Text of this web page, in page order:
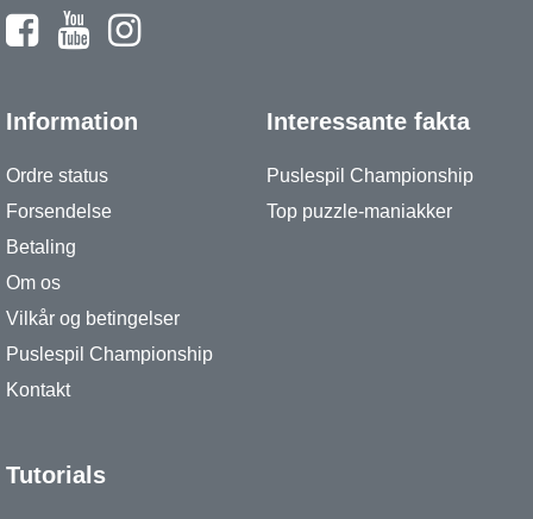
Information
Ordre status
Forsendelse
Betaling
Om os
Vilkår og betingelser
Puslespil Championship
Kontakt
Interessante fakta
Puslespil Championship
Top puzzle-maniakker
Tutorials